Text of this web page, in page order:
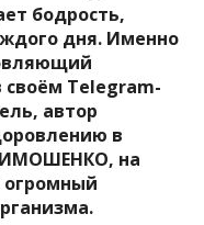
бодрость,
дня. Именно
своём Telegram-
автор
в
на